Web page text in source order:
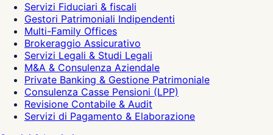
Servizi Fiduciari & fiscali
Gestori Patrimoniali Indipendenti
Multi-Family Offices
Brokeraggio Assicurativo
Servizi Legali & Studi Legali
M&A & Consulenza Aziendale
Private Banking & Gestione Patrimoniale
Consulenza Casse Pensioni (LPP)
Revisione Contabile & Audit
Servizi di Pagamento & Elaborazione